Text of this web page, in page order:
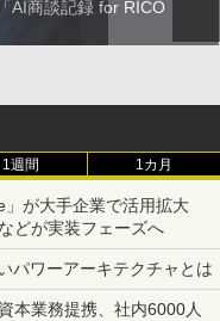
AI商談記録 for RICO
1週間 1カ月
」が大手企業で活用拡大
どが実装フェーズへ
パワーアーキテクチャとは
本業務提携、社内6000人